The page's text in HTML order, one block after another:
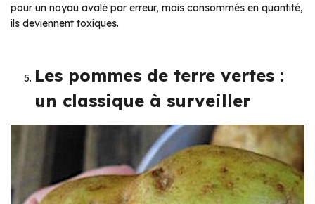
pour un noyau avalé par erreur, mais consommés en quantité,
ils deviennent toxiques.
Les pommes de terre vertes :
un classique à surveiller